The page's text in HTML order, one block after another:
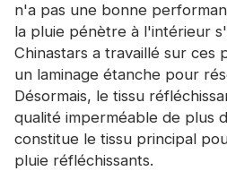
n'a pas une bonne
la pluie pénètre à l'intérieur
Chinastars a travaillé sur ces
un laminage étanche pour
Désormais, le tissu
qualité imperméable de plus
constitue le tissu principal
pluie réfléchissants.